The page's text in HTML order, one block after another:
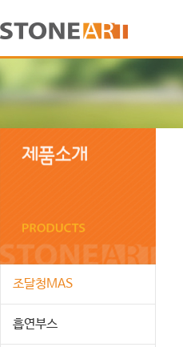
조달청MAS
흡연부스